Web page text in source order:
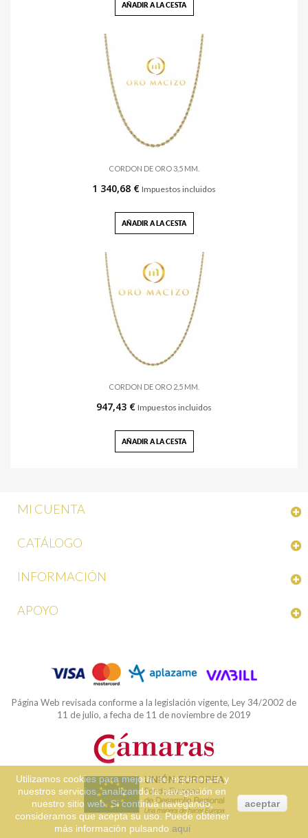
AÑADIR A LA CESTA
CORDON DE ORO 3,5 MM.
1 340,68 € Impuestos incluidos
AÑADIR A LA CESTA
CORDON DE ORO 2,5 MM.
947,43 € Impuestos incluidos
AÑADIR A LA CESTA
MI CUENTA
CATÁLOGO
INFORMACIÓN
APOYO
Utilizamos cookies para mejorar su experiencia y
nuestros servicios, analizando la navegación en
nuestro sitio web. Si continua navegando,
consideramos que acepta su uso. Puede obtener
más información pulsando aqui
aceptar
Página Web revisada conforme a la legislación vigente, Ley 34/2002 de
11 de julio, a fecha de 11 de noviembre de 2019